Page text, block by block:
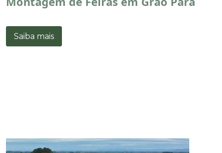
Saiba mais